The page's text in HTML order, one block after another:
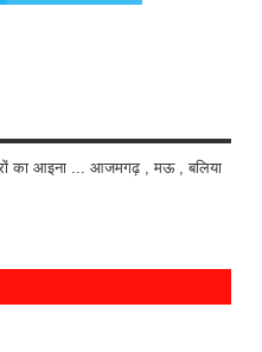
का आइना ... आजमगढ़ , मऊ , बलिया